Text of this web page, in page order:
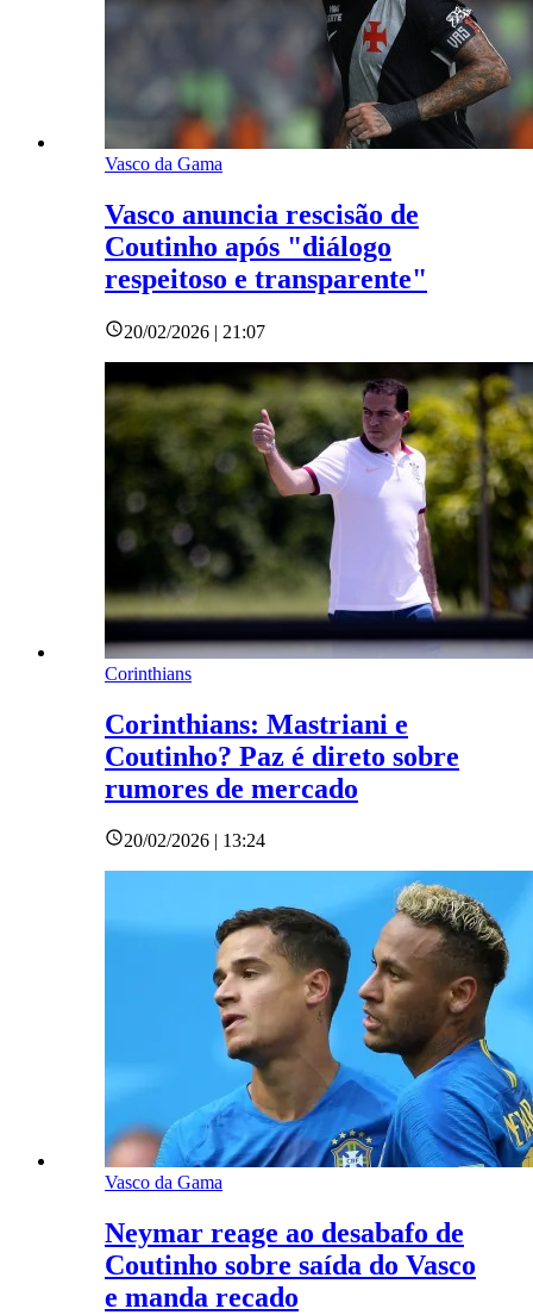
Vasco da Gama
Vasco anuncia rescisão de
Coutinho após "diálogo
respeitoso e transparente"
20/02/2026 | 21:07
Corinthians
Corinthians: Mastriani e
Coutinho? Paz é direto sobre
rumores de mercado
20/02/2026 | 13:24
Vasco da Gama
Neymar reage ao desabafo de
Coutinho sobre saída do Vasco
e manda recado